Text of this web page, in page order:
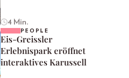
4 Min.
PEOPLE
Eis-Greissler
Erlebnispark eröffnet
interaktives Karussell